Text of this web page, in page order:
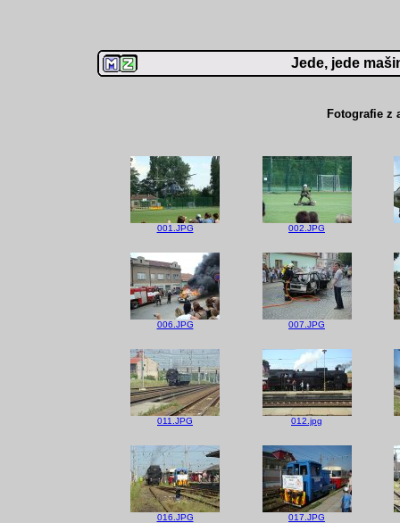
Jede, jede
Fotografie z
001.JPG 002.JPG
006.JPG 007.JPG
011.JPG 012.jpg
016.JPG 017.JPG